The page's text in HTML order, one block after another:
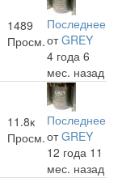
1489
Просм.
Последнее
отGREY
4 года 6
мес. назад
11.8к
Просм.
Последнее
отGREY
12 года 11
мес. назад